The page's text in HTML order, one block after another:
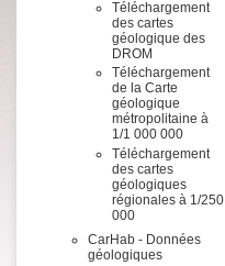
Téléchargement
des cartes
géologique des
DROM
Téléchargement
de la Carte
géologique
métropolitaine à
1/1 000 000
Téléchargement
des cartes
géologiques
régionales à 1/250
000
CarHab - Données
géologiques